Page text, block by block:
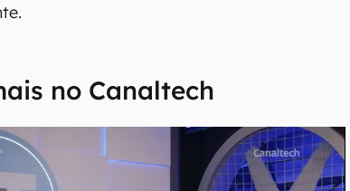
no Canaltech